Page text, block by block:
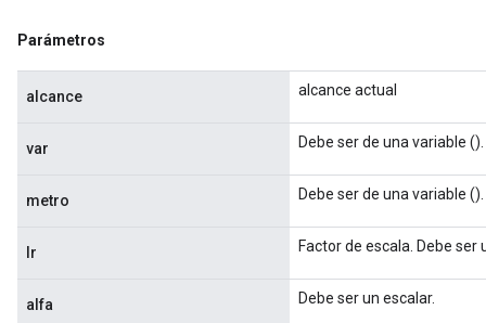
Parámetros
alcance alcance actual
var Debe ser de una variable ().
metro Debe ser de una variable ().
lr Factor de escala. Debe ser
alfa Debe ser un escalar.